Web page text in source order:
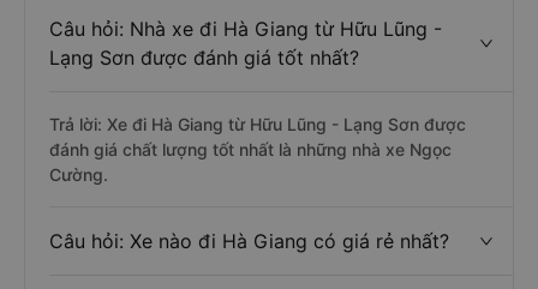
Câu hỏi: Nhà xe đi Hà Giang từ Hữu Lũng -
Lạng Sơn được đánh giá tốt nhất?
Trả lời: Xe đi Hà Giang từ Hữu Lũng - Lạng Sơn được
đánh giá chất lượng tốt nhất là những nhà xe Ngọc
Cường.
Câu hỏi: Xe nào đi Hà Giang có giá rẻ nhất?